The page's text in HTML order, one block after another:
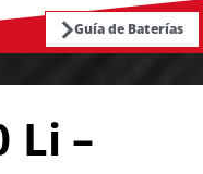
Guía de Baterías
Li –